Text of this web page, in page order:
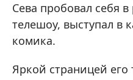
Сева пробовал себя
телешоу, выступал в
комика.
Яркой страницей его